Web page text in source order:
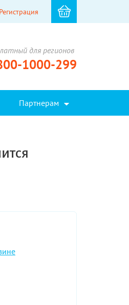
Регистрация
для регионов
1000-299
Партнерам